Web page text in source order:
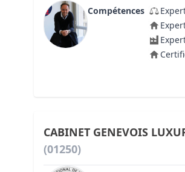
Compétences
CABINET GENEVOIS
(01250)